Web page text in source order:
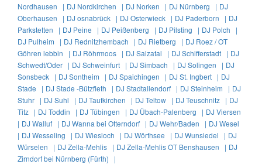
Nordhausen | DJ Nordkirchen | DJ Norken | DJ Nürnberg | DJ
Oberhausen | DJ osnabrück | DJ Osterwieck | DJ Paderborn | DJ
Parkstetten | DJ Peine | DJ Peißenberg | DJ Pilsting | DJ Polch |
DJ Pulheim | DJ Rednitzhembach | DJ Rietberg | DJ Roez / OT
Göhren lebbin | DJ Röhrmoos | DJ Salzatal | DJ Schifferstadt | DJ
Schwedt/Oder | DJ Schweinfurt | DJ Simbach | DJ Solingen | DJ
Sonsbeck | DJ Sontheim | DJ Spaichingen | DJ St. Ingbert | DJ
Stade | DJ Stade -Bützfleth | DJ Stadtallendorf | DJ Steinheim | DJ
Stuhr | DJ Suhl | DJ Taufkirchen | DJ Teltow | DJ Teuschnitz | DJ
Titz | DJ Toddin | DJ Tübingen | DJ Übach-Palenberg | DJ Viersen
| DJ Walluf | DJ Wanna bei Otterndorf | DJ Wehr/Baden | DJ Wesel
| DJ Wesseling | DJ Wiesloch | DJ Wörthsee | DJ Wunsiedel | DJ
Würselen | DJ Zella-Mehlis | DJ Zella-Mehlis OT Benshausen | DJ
Zirndorf bei Nürnberg (Fürth) |